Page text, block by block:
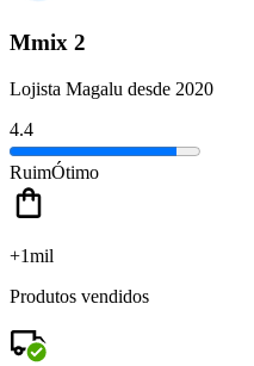
Mmix 2
Lojista Magalu desde 2020
4.4
RuimÓtimo
+1mil
Produtos vendidos